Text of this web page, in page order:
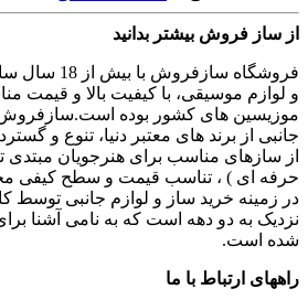
از ساز فروش بیشتر بدانید
فروشگاه
و لوازم موسیقی، با کیفیت بالا و قیمت
موزیسین های کشور بوده
جانبی از برند های معتبر دنیا، تنوع و
از سازهای مناسب برای هنرجویان مبتدی تا
حرفه ای ) ، تناسب قیمت و سطح کیفی
در زمینه خرید ساز و لوازم جانبی
نزدیک به دو دهه است که به نامی آشنا
شده است.
راههای ارتباط با ما